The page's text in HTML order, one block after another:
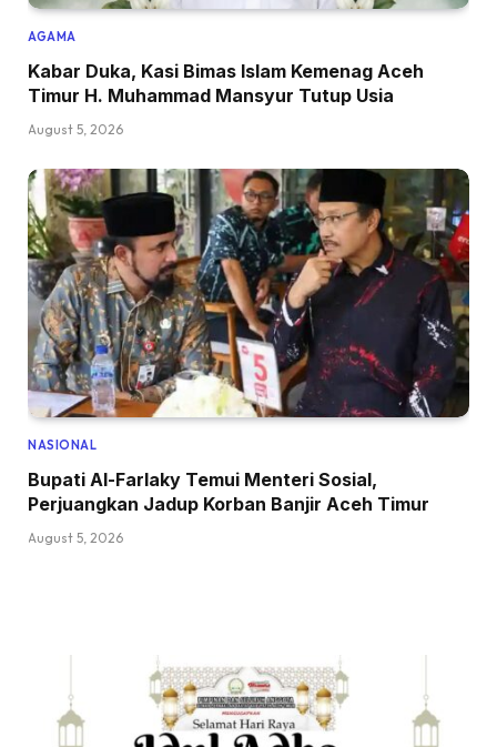
AGAMA
Kabar Duka, Kasi Bimas Islam Kemenag Aceh
Timur H. Muhammad Mansyur Tutup Usia
August 5, 2026
NASIONAL
Bupati Al-Farlaky Temui Menteri Sosial,
Perjuangkan Jadup Korban Banjir Aceh Timur
August 5, 2026